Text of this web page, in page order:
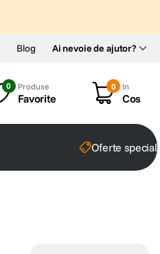
Ai nevoie de ajutor?
Blog
0 Produse
Favorite
0 In
Cos
Oferte